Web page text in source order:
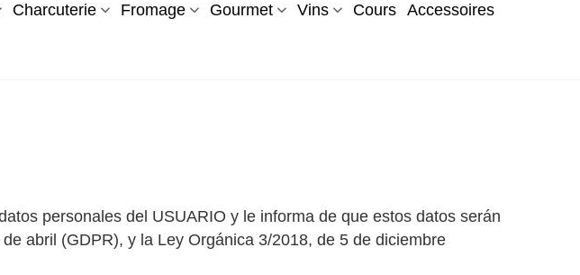
Charcuterie Fromage Gourmet Vins Cours Accessoires
personales del USUARIO y le informa de que estos datos serán
abril (GDPR), y la Ley Orgánica 3/2018, de 5 de diciembre